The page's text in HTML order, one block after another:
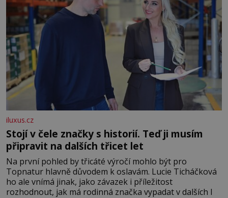
iluxus.cz
Stojí v čele značky s historií. Teď ji musím
připravit na dalších třicet let
Na první pohled by třicáté výročí mohlo být pro
Topnatur hlavně důvodem k oslavám. Lucie Ticháčková
ho ale vnímá jinak, jako závazek i příležitost
rozhodnout, jak má rodinná značka vypadat v dalších l